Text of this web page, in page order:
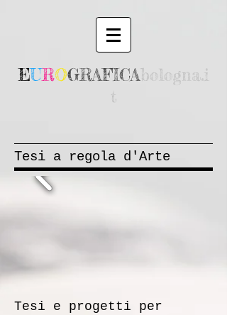
EUROGRAFICAbologna.i
t
Tesi a regola d'Arte
Tesi e progetti per